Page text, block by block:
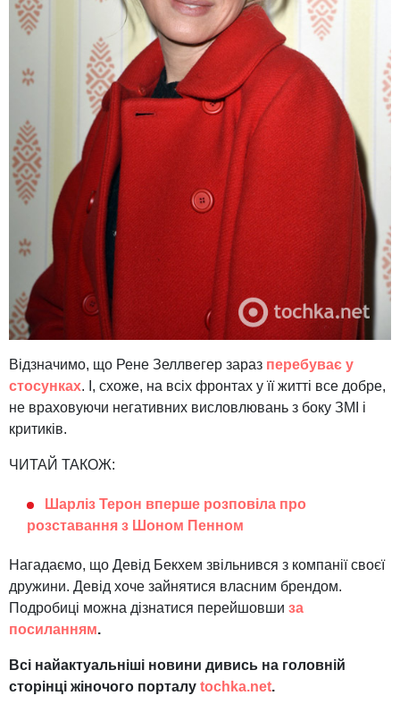
Відзначимо, що Рене Зеллвегер зараз перебуває у
стосунках. І, схоже, на всіх фронтах у її житті все добре,
не враховуючи негативних висловлювань з боку ЗМІ і
критиків.
ЧИТАЙ ТАКОЖ:
Шарліз Терон вперше розповіла про
розставання з Шоном Пенном
Нагадаємо, що Девід Бекхем звільнився з компанії своєї
дружини. Девід хоче зайнятися власним брендом.
Подробиці можна дізнатися перейшовши за
посиланням.
Всі найактуальніші новини дивись на головній
сторінці жіночого порталу tochka.net.